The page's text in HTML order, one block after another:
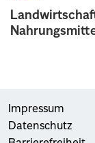
Impressum
Datenschutz